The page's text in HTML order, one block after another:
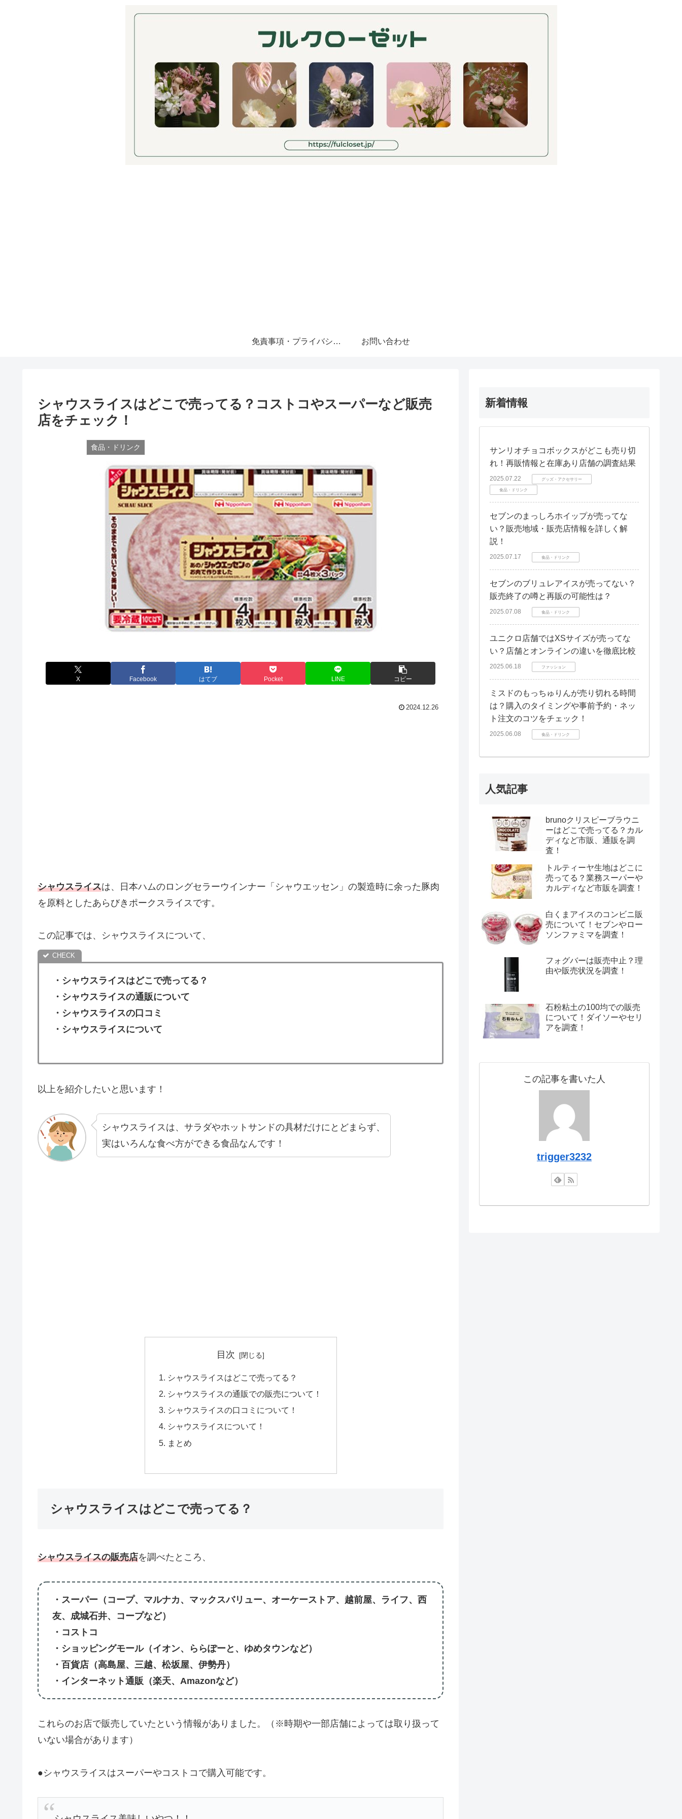
免責事項・プライバシーポリシー お問い合わせ
シャウスライスはどこで売ってる？コストコやスーパーなど販売
店をチェック！
食品・ドリンク
X Facebook はてブ Pocket LINE コピー
2024.12.26
シャウスライスは、日本ハムのロングセラーウインナー「シャウエッセン」の製造時に余った豚肉
を原料としたあらびきポークスライスです。
この記事では、シャウスライスについて、
・ シャウスライスはどこで売ってる？
・シャウスライスの通販について
・ シャウスライスの口コミ
・シャウスライスについて
以上を紹介したいと思います！
シャウスライスは、サラダやホットサンドの具材だけにとどまらず、
実はいろんな食べ方ができる食品なんです！
目次
シャウスライスはどこで売ってる？
シャウスライスの通販での販売について！
シャウスライスの口コミについて！
シャウスライスについて！
まとめ
シャウスライスはどこで売ってる？
シャウスライスの販売店を調べたところ、
・スーパー（コープ、マルナカ、マックスバリュー、オーケーストア、越前屋、ライフ、西
友、成城石井、コープなど）
・コストコ
・ショッピングモール（イオン、ららぽーと、ゆめタウンなど）
・百貨店（高島屋、三越、松坂屋、伊勢丹）
・インターネット通販（楽天、Amazonなど）
これらのお店で販売していたという情報がありました。（※時期や一部店舗によっては取り扱って
いない場合があります）
●シャウスライスはスーパーやコストコで購入可能です。
新着情報
サンリオチョコボックスがどこも売り切
れ！再販情報と在庫あり店舗の調査結果
2025.07.22 グッズ・アクセサリー
食品・ドリンク
セブンのまっしろホイップが売ってな
い？販売地域・販売店情報を詳しく解
説！
2025.07.17 食品・ドリンク
セブンのブリュレアイスが売ってない？
販売終了の噂と再販の可能性は？
2025.07.08 食品・ドリンク
ユニクロ店舗ではXSサイズが売ってな
い？店舗とオンラインの違いを徹底比較
2025.06.18 ファッション
ミスドのもっちゅりんが売り切れる時間
は？購入のタイミングや事前予約・ネッ
ト注文のコツをチェック！
2025.06.08 食品・ドリンク
人気記事
brunoクリスピーブラウニ
ーはどこで売ってる？カル
ディなど市販、通販を調
査！
トルティーヤ生地はどこに
売ってる？業務スーパーや
カルディなど市販を調査！
白くまアイスのコンビニ販
売について！セブンやロー
ソンファミマを調査！
フォグバーは販売中止？理
由や販売状況を調査！
石粉粘土の100均での販売
について！ダイソーやセリ
アを調査！
この記事を書いた人
trigger3232